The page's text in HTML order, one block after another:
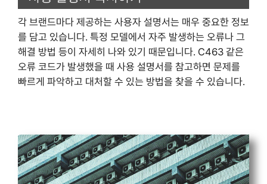
각 브랜드마다 제공하는 사용자 설명서는 매우 중요한 정보
를 담고 있습니다. 특정 모델에서 자주 발생하는 오류나 그
해결 방법 등이 자세히 나와 있기 때문입니다. C463 같은
오류 코드가 발생했을 때 사용 설명서를 참고하면 문제를
빠르게 파악하고 대처할 수 있는 방법을 찾을 수 있습니다.